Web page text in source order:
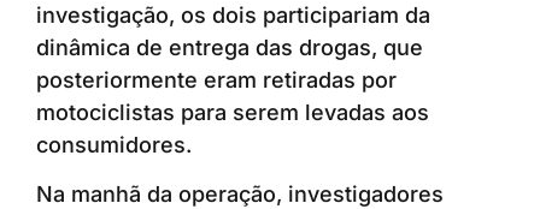
investigação, os dois participariam da
dinâmica de entrega das drogas, que
posteriormente eram retiradas por
motociclistas para serem levadas aos
consumidores.
Na manhã da operação, investigadores